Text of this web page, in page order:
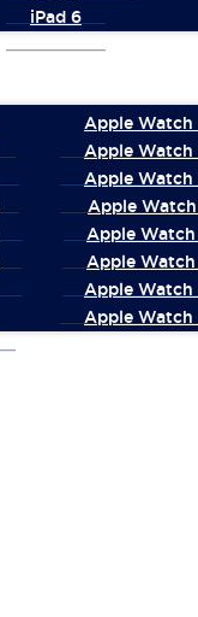
iPad 6
Apple Watch
Apple Watch
Apple Watch
Apple
Apple
Apple
Apple Watch
Apple Watch